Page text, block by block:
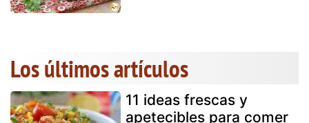
Los últimos artículos
11 ideas frescas y
apetecibles para comer